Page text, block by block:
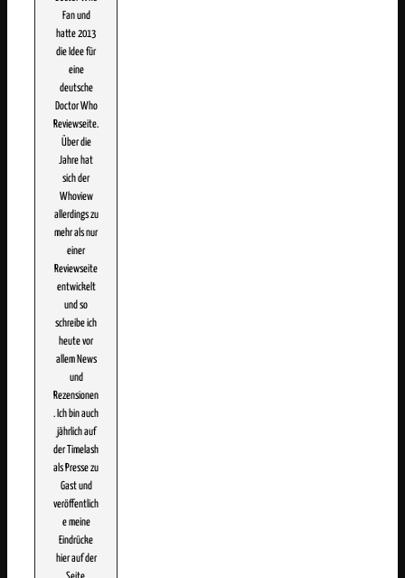
Fan und
hatte 2013
die Idee für
eine
deutsche
Doctor Who
Reviewseite.
Über die
Jahre hat
sich der
Whoview
allerdings zu
mehr als nur
einer
Reviewseite
entwickelt
und so
schreibe ich
heute vor
allem News
und
Rezensionen
. Ich bin auch
jährlich auf
der Timelash
als Presse zu
Gast und
veröffentlich
e meine
Eindrücke
hier auf der